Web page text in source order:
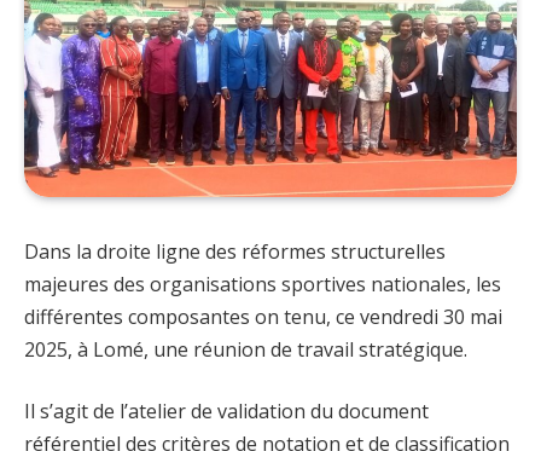
Dans la droite ligne des réformes structurelles
majeures des organisations sportives nationales, les
différentes composantes on tenu, ce vendredi 30 mai
2025, à Lomé, une réunion de travail stratégique.
Il s’agit de l’atelier de validation du document
référentiel des critères de notation et de classification